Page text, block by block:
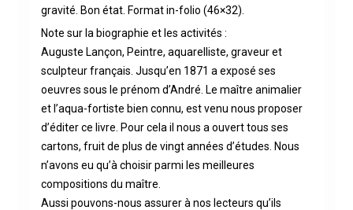
gravité. Bon état. Format in-folio (46×32).
Note sur la biographie et les activités :
Auguste Lançon, Peintre, aquarelliste, graveur et
sculpteur français. Jusqu’en 1871 a exposé ses
oeuvres sous le prénom d’André. Le maître animalier
et l’aqua-fortiste bien connu, est venu nous proposer
d’éditer ce livre. Pour cela il nous a ouvert tous ses
cartons, fruit de plus de vingt années d’études. Nous
n’avons eu qu’à choisir parmi les meilleures
compositions du maître.
Aussi pouvons-nous assurer à nos lecteurs qu’ils